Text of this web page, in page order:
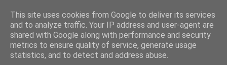
Enjoy the little things
Pamiętnik z podróży przez życie
This site uses cookies from Google to deliver its services
and to analyze traffic. Your IP address and user-agent are
shared with Google along with performance and security
metrics to ensure quality of service, generate usage
statistics, and to detect and address abuse.